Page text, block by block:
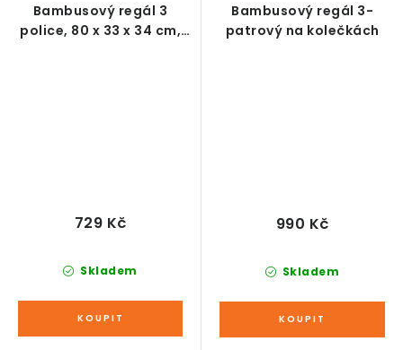
Bambusový regál 3
police, 80 x 33 x 34 cm,
Skladem
729 Kč
Bambusový regál 3-
patrový na kolečkách
Skladem
990 Kč